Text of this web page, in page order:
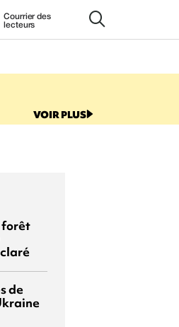
Courrier des
lecteurs
VOIR PLUS
forêt
de